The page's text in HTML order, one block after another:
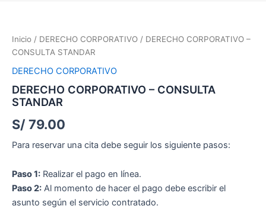
Inicio / DERECHO CORPORATIVO / DERECHO CORPORATIVO –
CONSULTA STANDAR
DERECHO CORPORATIVO
DERECHO CORPORATIVO – CONSULTA
STANDAR
S/ 79.00
Para reservar una cita debe seguir los siguiente pasos:
Paso 1: Realizar el pago en línea.
Paso 2: Al momento de hacer el pago debe escribir el
asunto según el servicio contratado.
CONSULTA
STANDAR
cantidad